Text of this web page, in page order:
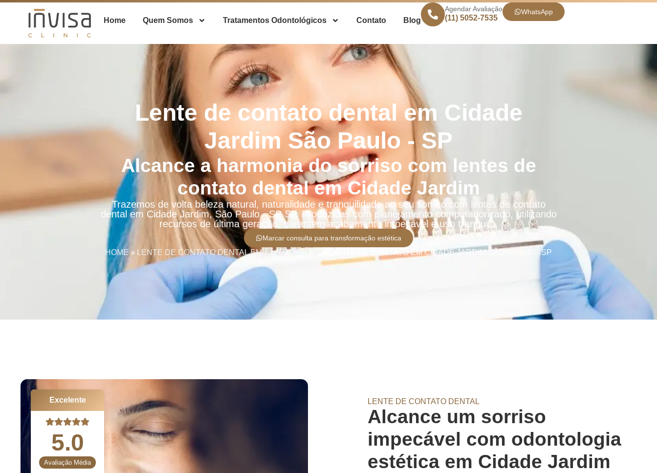
Home Quem Somos Tratamentos Odontológicos Contato Blog
Agendar Avaliação
(11) 5052-7535
WhatsApp
Lente de contato dental em Cidade
Jardim São Paulo - SP
Alcance a harmonia do sorriso com lentes de
contato dental em Cidade Jardim
Trazemos de volta beleza natural, naturalidade e tranquilidade ao seu sorriso com lentes de contato
dental em Cidade Jardim, São Paulo - SP SP. Produzidas com planejamento computadorizado, utilizando
recursos de última geração, garantem acabamento impecável e uso tranquilo.
Marcar consulta para transformação estética
HOME » LENTE DE CONTATO DENTAL EM SÃO PAULO SP LENTE DE CONTATO EM CIDADE JARDIM SÃO PAULO – SP
Excelente
5.0
Avaliação Média
LENTE DE CONTATO DENTAL
Alcance um sorriso
impecável com odontologia
estética em Cidade Jardim